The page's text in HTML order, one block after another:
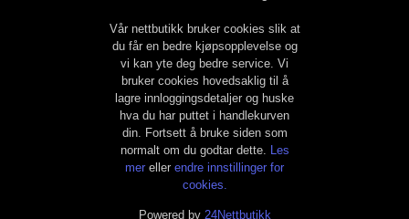
Vår nettbutikk bruker cookies slik at
du får en bedre kjøpsopplevelse og
vi kan yte deg bedre service. Vi
bruker cookies hovedsaklig til å
lagre innloggingsdetaljer og huske
hva du har puttet i handlekurven
din. Fortsett å bruke siden som
normalt om du godtar dette. Les
mer eller endre innstillinger for
cookies.
Powered by 24Nettbutikk